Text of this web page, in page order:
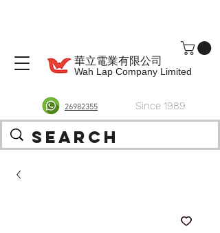
華立電業有限公司
Wah Lap Company Limited
Since 1989
26982355